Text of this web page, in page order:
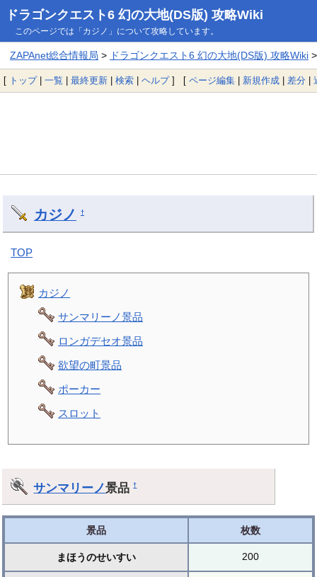
ドラゴンクエスト6 幻の大地(DS版) 攻略Wiki
このページでは「カジノ」について攻略しています。
ZAPAnet総合情報局 > ドラゴンクエスト6 幻の大地(DS版) 攻略Wiki>
[ トップ| 一覧 | 最終更新 | 検索 | ヘルプ] [ ページ編集 | 新規作成 | 差分 |
カジノ †
TOP
カジノ
サンマリーノ景品
ロンガデセオ景品
欲望の町景品
ポーカー
スロット
サンマリーノ景品†
景品 枚数
まほうのせいすい 200